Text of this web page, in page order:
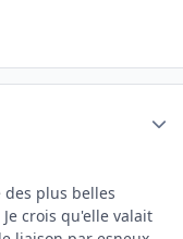
plus belles
crois qu'elle valait